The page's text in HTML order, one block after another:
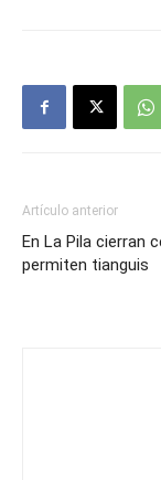
Artículo anterior
En La Pila cierran
permiten tianguis